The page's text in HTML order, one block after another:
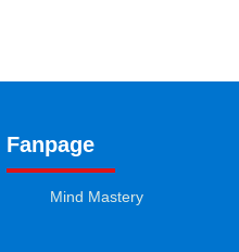
Fanpage
Mind Mastery